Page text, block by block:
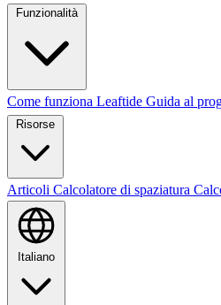
Funzionalità
Come funziona Leaftide Guida al
Risorse
Articoli Calcolatore di spaziatura
Italiano